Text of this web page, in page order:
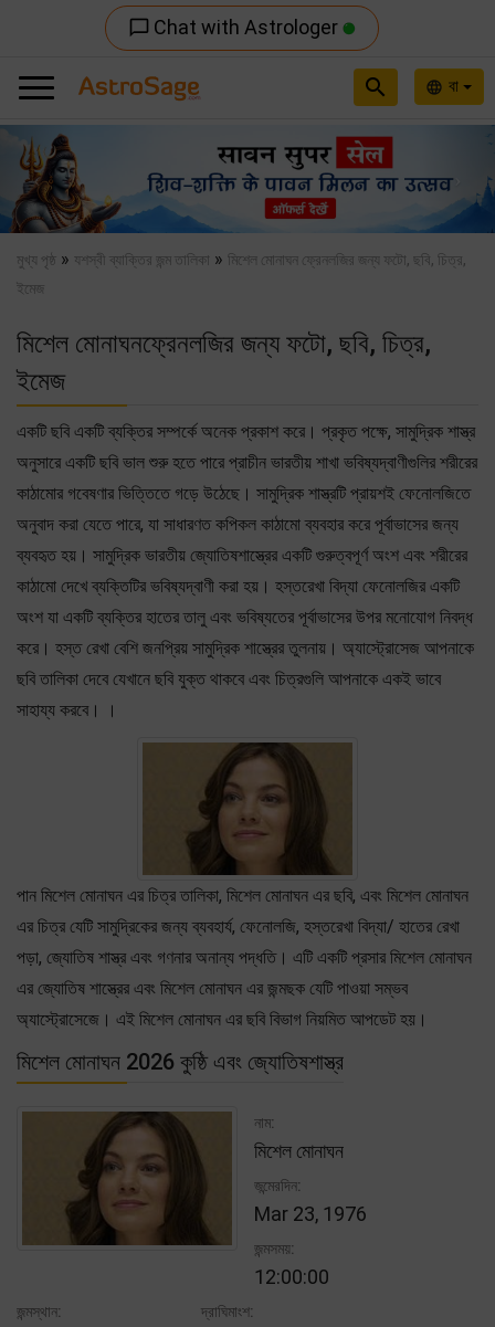
chat_bubble_outline Chat with Astrologer
language বা
search
Previous
মুখ্য পৃষ্ঠ » যশস্বী ব্যাক্তির জন্ম তালিকা » মিশেল মোনাঘন ফ্রেনলজির জন্য ফটো, ছবি, চিত্র,
ইমেজ
মিশেল মোনাঘনফ্রেনলজির জন্য ফটো, ছবি, চিত্র,
ইমেজ
একটি ছবি একটি ব্যক্তির সম্পর্কে অনেক প্রকাশ করে। প্রকৃত পক্ষে, সামুদ্রিক শাস্ত্র
অনুসারে একটি ছবি ভাল শুরু হতে পারে প্রাচীন ভারতীয় শাখা ভবিষ্যদ্বাণীগুলির শরীরের
কাঠামোর গবেষণার ভিত্তিতে গড়ে উঠেছে। সামুদ্রিক শাস্ত্রটি প্রায়শই ফেনোলজিতে
অনুবাদ করা যেতে পারে, যা সাধারণত কপিকল কাঠামো ব্যবহার করে পূর্বাভাসের জন্য
ব্যবহৃত হয়। সামুদ্রিক ভারতীয় জ্যোতিষশাস্ত্রের একটি গুরুত্বপূর্ণ অংশ এবং শরীরের
কাঠামো দেখে ব্যক্তিটির ভবিষ্যদ্বাণী করা হয়। হস্তরেখা বিদ্যা ফেনোলজির একটি
অংশ যা একটি ব্যক্তির হাতের তালু এবং ভবিষ্যতের পূর্বাভাসের উপর মনোযোগ নিবদ্ধ
করে। হস্ত রেখা বেশি জনপ্রিয় সামুদ্রিক শাস্ত্রের তুলনায়। অ্যাস্ট্রোসেজ আপনাকে
ছবি তালিকা দেবে যেখানে ছবি যুক্ত থাকবে এবং চিত্রগুলি আপনাকে একই ভাবে
সাহায্য করবে। ।
পান মিশেল মোনাঘন এর চিত্র তালিকা, মিশেল মোনাঘন এর ছবি, এবং মিশেল মোনাঘন
এর চিত্র যেটি সামুদ্রিকের জন্য ব্যবহার্য, ফেনোলজি, হস্তরেখা বিদ্যা/ হাতের রেখা
পড়া, জ্যোতিষ শাস্ত্র এবং গণনার অনান্য পদ্ধতি। এটি একটি প্রসার মিশেল মোনাঘন
এর জ্যোতিষ শাস্ত্রের এবং মিশেল মোনাঘন এর জন্মছক যেটি পাওয়া সম্ভব
অ্যাস্ট্রোসেজে। এই মিশেল মোনাঘন এর ছবি বিভাগ নিয়মিত আপডেট হয়।
মিশেল মোনাঘন 2026 কুষ্ঠি এবং জ্যোতিষশাস্ত্র
নাম:
মিশেল মোনাঘন
জন্মেরদিন:
Mar 23, 1976
জন্মসময়:
12:00:00
জন্মস্থান: দ্রাঘিমাংশ: